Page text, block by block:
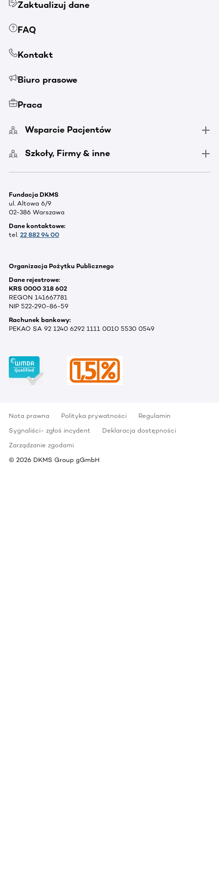
Zaktualizuj dane
FAQ
Kontakt
Biuro prasowe
Praca
Wsparcie Pacjentów
Szkoły, Firmy & inne
Fundacja DKMS
ul. Altowa 6/9
02-386 Warszawa
Dane kontaktowe:
tel. 22 882 94 00
Organizacja Pożytku Publicznego
Dane rejestrowe:
KRS 0000 318 602
REGON 141667781
NIP 522-290-86-59
Rachunek bankowy:
PEKAO SA 92 1240 6292 1111 0010 5530 0549
Nota prawna Polityka prywatności
Regulamin
Sygnaliści- zgłoś incydent
Deklaracja dostępności
Zarządzanie zgodami
© 2026 DKMS Group gGmbH